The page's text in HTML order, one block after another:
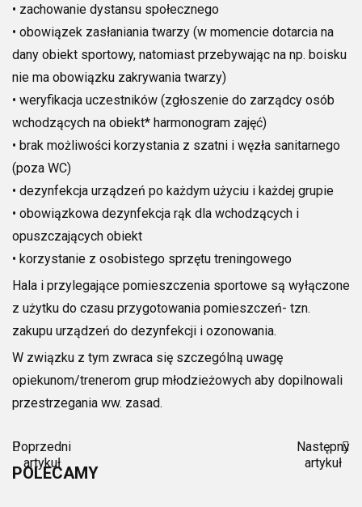
• zachowanie dystansu społecznego
• obowiązek zasłaniania twarzy (w momencie dotarcia na
dany obiekt sportowy, natomiast przebywając na np. boisku
nie ma obowiązku zakrywania twarzy)
• weryfikacja uczestników (zgłoszenie do zarządcy osób
wchodzących na obiekt* harmonogram zajęć)
• brak możliwości korzystania z szatni i węzła sanitarnego
(poza WC)
• dezynfekcja urządzeń po każdym użyciu i każdej grupie
• obowiązkowa dezynfekcja rąk dla wchodzących i
opuszczających obiekt
• korzystanie z osobistego sprzętu treningowego
Hala i przylegające pomieszczenia sportowe są wyłączone
z użytku do czasu przygotowania pomieszczeń- tzn.
zakupu urządzeń do dezynfekcji i ozonowania.
W związku z tym zwraca się szczególną uwagę
opiekunom/trenerom grup młodzieżowych aby dopilnowali
przestrzegania ww. zasad.
Poprzedni
artykuł
Następny
artykuł
POLECAMY